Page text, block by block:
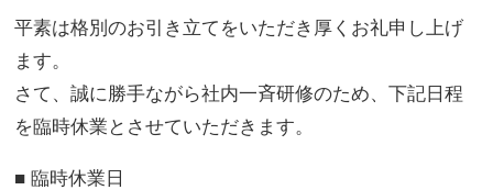
平素は格別のお引き立てをいただき厚くお礼申し上げ
ます。
さて、誠に勝手ながら社内一斉研修のため、下記日程
を臨時休業とさせていただきます。
■ 臨時休業日